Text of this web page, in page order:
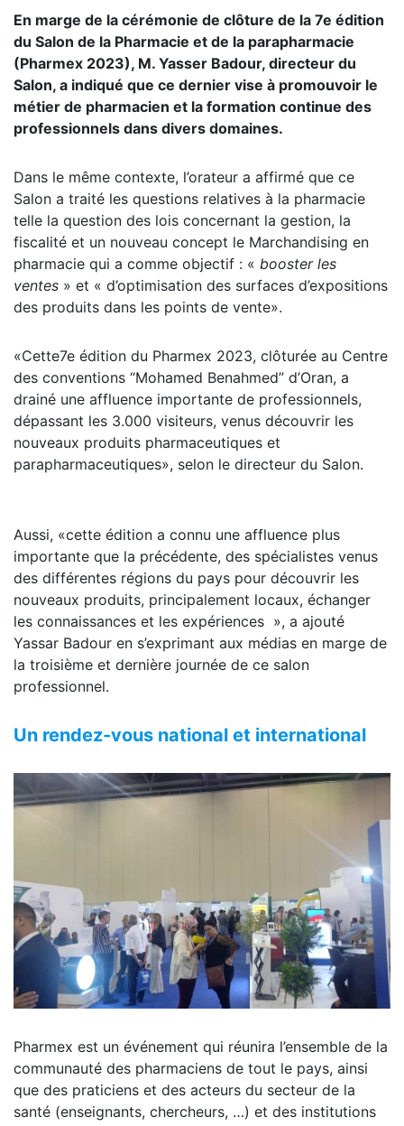
En marge de la cérémonie de clôture de la 7e édition
du Salon de la Pharmacie et de la parapharmacie
(Pharmex 2023), M. Yasser Badour, directeur du
Salon, a indiqué que ce dernier vise à promouvoir le
métier de pharmacien et la formation continue des
professionnels dans divers domaines.
Dans le même contexte, l’orateur a affirmé que ce
Salon a traité les questions relatives à la pharmacie
telle la question des lois concernant la gestion, la
fiscalité et un nouveau concept le Marchandising en
pharmacie qui a comme objectif : « booster les
ventes » et « d’optimisation des surfaces d’expositions
des produits dans les points de vente».
«Cette7e édition du Pharmex 2023, clôturée au Centre
des conventions “Mohamed Benahmed” d’Oran, a
drainé une affluence importante de professionnels,
dépassant les 3.000 visiteurs, venus découvrir les
nouveaux produits pharmaceutiques et
parapharmaceutiques», selon le directeur du Salon.
Aussi, «cette édition a connu une affluence plus
importante que la précédente, des spécialistes venus
des différentes régions du pays pour découvrir les
nouveaux produits, principalement locaux, échanger
les connaissances et les expériences », a ajouté
Yassar Badour en s’exprimant aux médias en marge de
la troisième et dernière journée de ce salon
professionnel.
Un rendez-vous national et international
Pharmex est un événement qui réunira l’ensemble de la
communauté des pharmaciens de tout le pays, ainsi
que des praticiens et des acteurs du secteur de la
santé (enseignants, chercheurs, …) et des institutions